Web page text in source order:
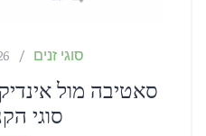
סוגי זנים
סאטיבה מול
סוגי